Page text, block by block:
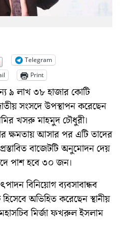
Telegram
Print
৯ লাখ ৩৮ হাজার কোটি
সংসদে উপস্থাপন করেছেন
খসরু মাহমুদ চৌধুরী।
ক্ষমতায় আসার পর এটি তাদের
বাজেটটি অনুমোদন দেয়
পাশ হবে ৩০ জন।
বিনিয়োগ ব্যবসাবান্ধব
অভিহিত করেছেন স্থানীয়
মির্জা ফখরুল ইসলাম